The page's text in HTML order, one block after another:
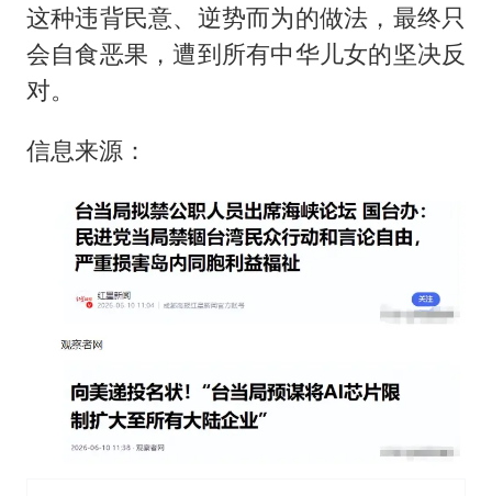
这种违背民意、逆势而为的做法，最终只
会自食恶果，遭到所有中华儿女的坚决反
对。
信息来源：